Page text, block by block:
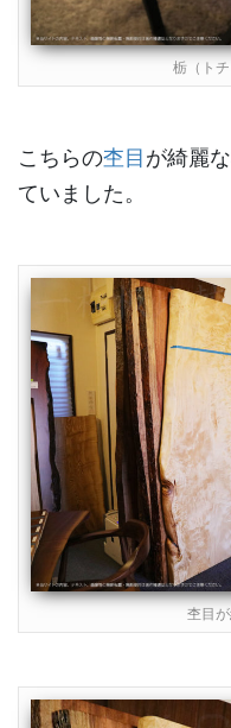
栃（ト
こちらの杢目 が綺麗な
ていました。
杢目が